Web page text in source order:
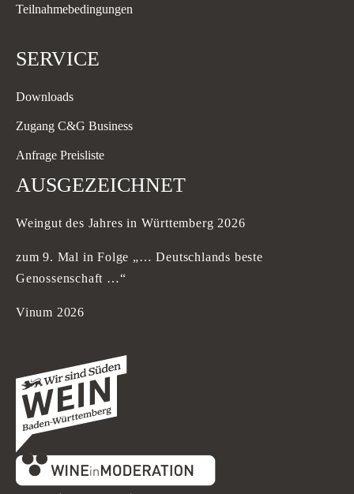
Teilnahmebedingungen
SERVICE
Downloads
Zugang C&G Business
Anfrage Preisliste
AUSGEZEICHNET
Weingut des Jahres in Württemberg 2026
zum 9. Mal in Folge „… Deutschlands beste
Genossenschaft …“
Vinum 2026